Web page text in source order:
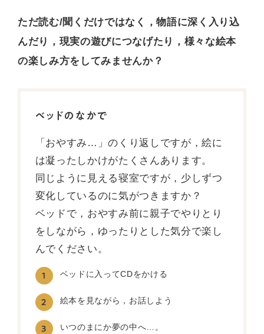
ただ読む/聞くだけではなく，物語に深く入り込
んだり，現実の遊びにつなげたり， 様々な絵本
の楽しみ方をしてみませんか？
ベッドのなかで
「おやすみ…」のくり返しですが，絵に
は凝ったしかけがたくさんあります。
同じように見える寝室ですが，少しずつ
変化しているのに気がつきますか？
ベッドで，おやすみ前に親子でやりとり
をしながら，ゆったりとした気分で楽し
んでください。
1 ベッドに入ってCDをかける
2 絵本を見ながら，お話しよう
3 いつのまにか夢の中へ…。